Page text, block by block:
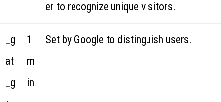
er to recognize unique visitors.
_g
at
_g
1
m
in
Set by Google to distinguish users.